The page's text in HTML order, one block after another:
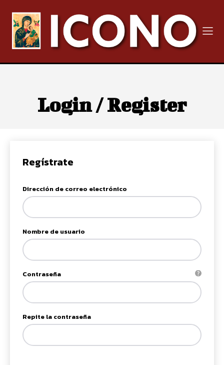
Login / Register
Regístrate
Dirección de correo electrónico
Nombre de usuario
Contraseña
Repite la contraseña